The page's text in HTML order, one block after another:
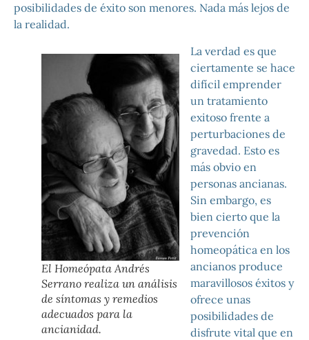
posibilidades de éxito son menores. Nada más lejos de
la realidad.
El Homeópata Andrés
Serrano realiza un análisis
de síntomas y remedios
adecuados para la
ancianidad.
La verdad es que
ciertamente se hace
difícil emprender
un tratamiento
exitoso frente a
perturbaciones de
gravedad. Esto es
más obvio en
personas ancianas.
Sin embargo, es
bien cierto que la
prevención
homeopática en los
ancianos produce
maravillosos éxitos y
ofrece unas
posibilidades de
disfrute vital que en